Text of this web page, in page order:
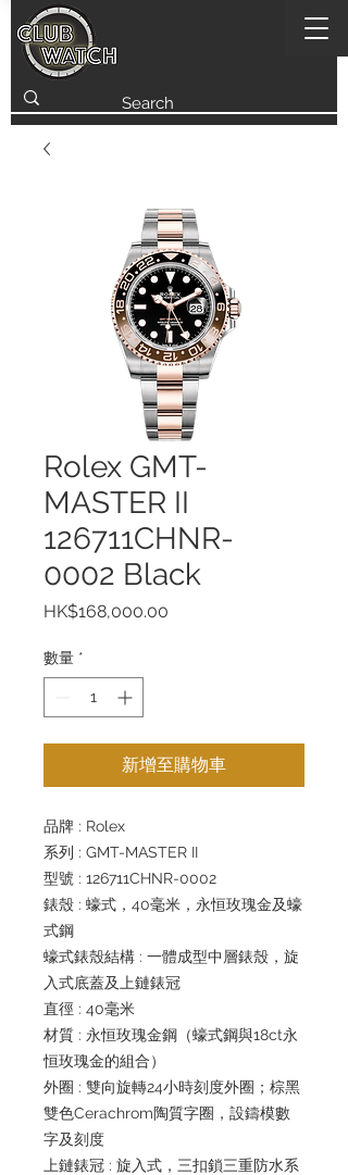
Rolex GMT-
MASTER II
126711CHNR-
0002 Black
HK$168,000.00
數量 *
新增至購物車
品牌 : Rolex
系列 : GMT-MASTER II
型號 : 126711CHNR-0002
錶殼 : 蠔式，40毫米，永恒玫瑰金及蠔
式鋼
蠔式錶殼結構 : 一體成型中層錶殼，旋
入式底蓋及上鏈錶冠
直徑 : 40毫米
材質 : 永恒玫瑰金鋼（蠔式鋼與18ct永
恒玫瑰金的組合）
外圈 : 雙向旋轉24小時刻度外圈；棕黑
雙色Cerachrom陶質字圈，設鑄模數
字及刻度
上鏈錶冠 : 旋入式，三扣鎖三重防水系